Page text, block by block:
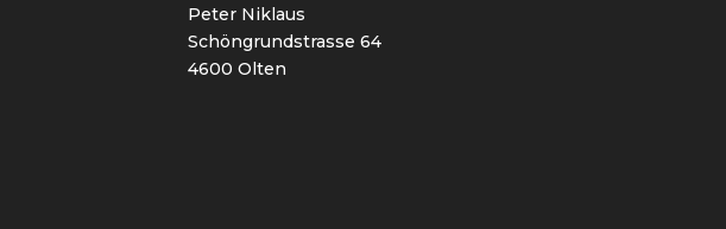
Peter Niklaus
Schöngrundstrasse 64
4600 Olten